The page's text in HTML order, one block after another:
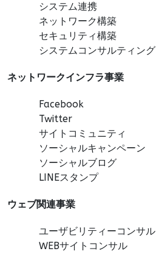
システム連携
ネットワーク構築
セキュリティ構築
システムコンサルティング
ネットワークインフラ事業
Facebook
Twitter
サイトコミュニティ
ソーシャルキャンペーン
ソーシャルブログ
LINEスタンプ
ウェブ関連事業
ユーザビリティーコンサル
WEBサイトコンサル